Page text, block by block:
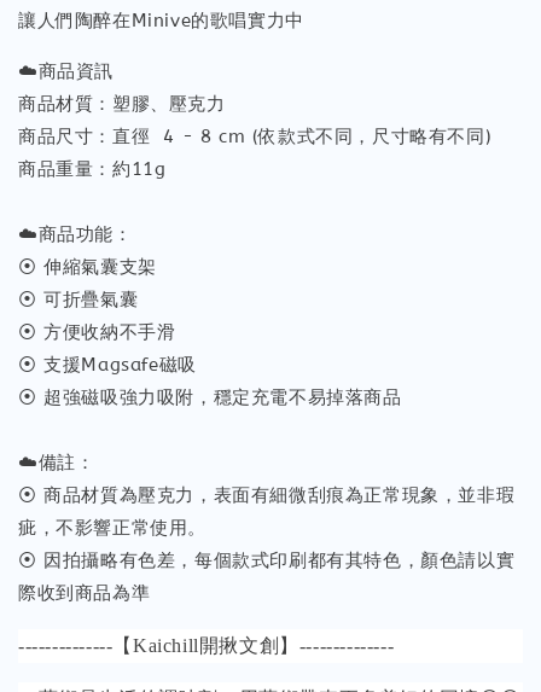
讓人們陶醉在Minive的歌唱實力中
☁️商品資訊
商品材質：塑膠、壓克力
商品尺寸：直徑 4 - 8 cm (依款式不同，尺寸略有不同)
商品重量：約11g
☁️商品功能：
⦿ 伸縮氣囊支架
⦿ 可折疊氣囊
⦿ 方便收納不手滑
⦿ 支援Magsafe磁吸
⦿ 超強磁吸強力吸附，穩定充電不易掉落商品
☁️備註：
⦿ 商品材質為壓克力，表面有細微刮痕為正常現象，並非瑕
疵，不影響正常使用。
⦿ 因拍攝略有色差，每個款式印刷都有其特色，顏色請以實
際收到商品為準
--------------【Kaichill開揪文創】--------------